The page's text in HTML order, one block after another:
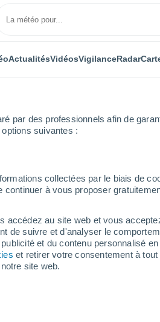
par des professionnels afin de
suivantes :
collectées par le biais de
à vous proposer
accédez au site web et vous
de suivre et d'analyser le
et du contenu personnalisé
et retirer votre consentement à
site web.
ActualitésVidéosVigilanceRadar
de Syunik
Symbole